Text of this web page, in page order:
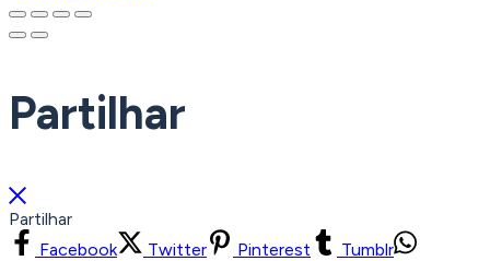
Partilhar
Partilhar
Facebook
Twitter Pinterest
Tumblr